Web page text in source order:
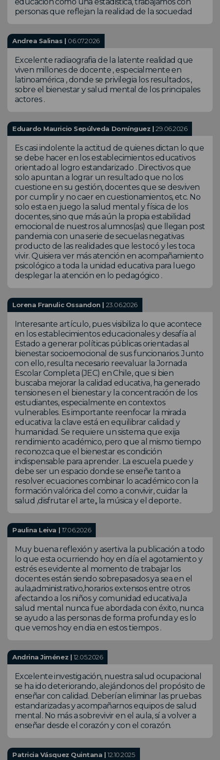
educación como una estadistica, trabajamos con
personas que reflejan la realidad de la socuedad
Andrea Salinas | 06.07.2026
Excelente radiaografia de la latente realidad que
viven millones de docente , especialmente en
latinoamérica , donde se privilegia los resultados ,
sobre el bienestar y salud mental de los principales
actores .
Eduardo Mauricio Sepúlveda Domínguez |29.06.2026
Es casi indolente la actitud de quienes dictan lo que
se debe hacer en los establecimientos educativos
orientado al logro estandarizado . Directivos que
solo apuntan a lograr un resultado que no los
cuestione en su gestión, docentes que se desviven
por cumplir y no caer en cuestionamientos, etc. No
solo esta en juego la salud mental y física de los
docentes, sino que más aún la propia estabilidad
emocional de nuestros alumnos(as) que llegan post
pandemia con una serie de secuelas negativas
producto de las realidades que les tocó y les toca
vivir. Quisiera ver más atención en acompañamiento
psicológico a toda la unidad educativa para luego
desplegar la atención en lo pedagógico .
Lorena Franulic Ossandon | 23.06.2026
Interesante artículo, pues visibiliza lo que acontece
en los establecimientos educacionales y desafía al
Estado a generar políticas públicas orientadas al
bienestar socioemocional de sus funcionarios. Junto
con ello, resulta necesario reevaluar la Jornada
Escolar Completa (JEC) en Chile, que si bien
buscaba mejorar la calidad educativa, ha generado
tensiones en el bienestar y la concentración de los
estudiantes, especialmente en contextos
vulnerables. Es importante reenfocar la mirada
educativa: la clave está en equilibrar calidad y
humanidad. Se requiere un sistema que exija
rendimiento académico, pero que al mismo tiempo
reconozca que el bienestar es condición
indispensable para aprender. La escuela puede y
debe ser un espacio donde se enseñe tanto a
resolver ecuaciones combinar lo académico con la
formación valórica del como a convivir, cuidar la
salud ,disfrutar el arte,, la música y el deporte..
Paulina Leiva | 17.06.2026
Muy buena reflexión y asertiva la publicación a todo
lo que esta ocurriendo hoy en día el agotamiento y
estrés es evidente al momento de trabajar los
docentes están siendo sobrepasados ya sea en el
aula,administrativo,horarios extensos entre otros
afectando a los niños y comunidad educativa,la
salud mental nunca fue abordada con éxito, nunca
se ayudo a las personas de forma profunda y es lo
que vemos hoy en dia en estos tiempos .
Andrina Jiménez | 12.05.2026
Excelente investigación, nuestra salud ocupacional
se ha ido deteriorando, alejándonos del propósito de
enseñar con calidad. Deberían eliminar las pruebas
estandarizadas y acompañarnos equipos de salud
mental. No más a sobrevivir en el aula, sí a volver a
enseñar desde el corazón y con el corazón.
Patricia Vásquez Quintana |12.10.2025